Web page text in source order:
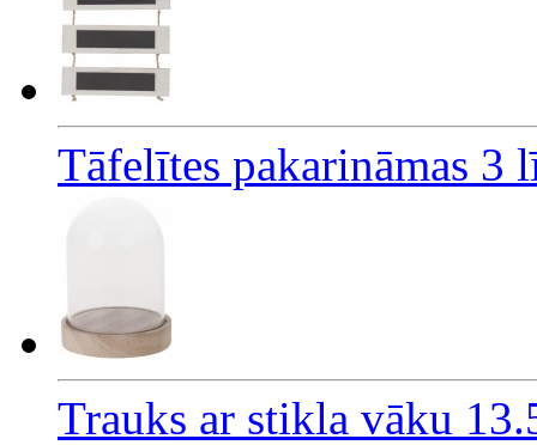
Tāfelītes pakarināmas 3
Trauks ar stikla vāku